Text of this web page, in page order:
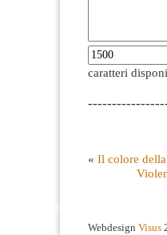
caratteri
« Il colore
Webdesign Visus